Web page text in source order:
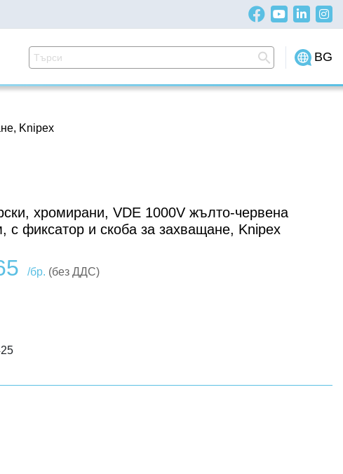
BG
Knipex
хромирани, VDE 1000V жълто-червена
с фиксатор и скоба за захващане, Knipex
/бр. (без ДДС)